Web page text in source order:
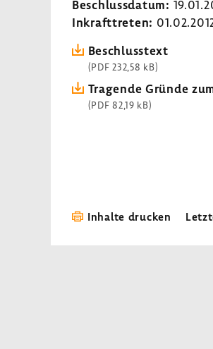
Beschluss­datum:
Inkraft­treten:
Beschluss­text
(PDF 232,58 kB)
Tragende Gründe
(PDF 82,19 kB)
Inhalte drucken